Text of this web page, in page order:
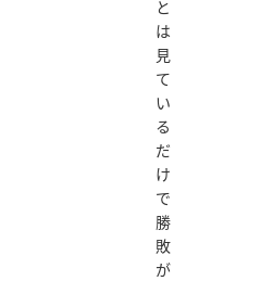
と
は
見
て
い
る
だ
け
で
勝
敗
が